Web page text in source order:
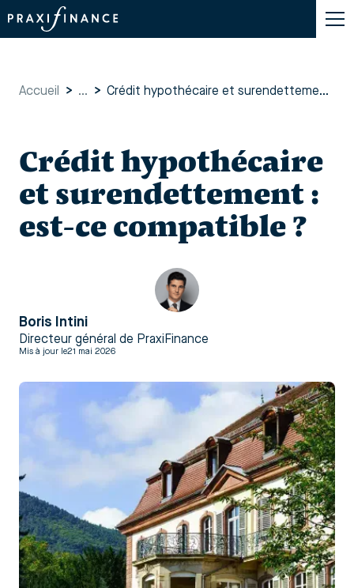
Accueil > ... > Crédit hypothécaire et surendettement : est-ce compatible ?
Crédit hypothécaire
et surendettement :
est-ce compatible ?
Boris Intini
Directeur général de PraxiFinance
Mis à jour le21 mai 2026